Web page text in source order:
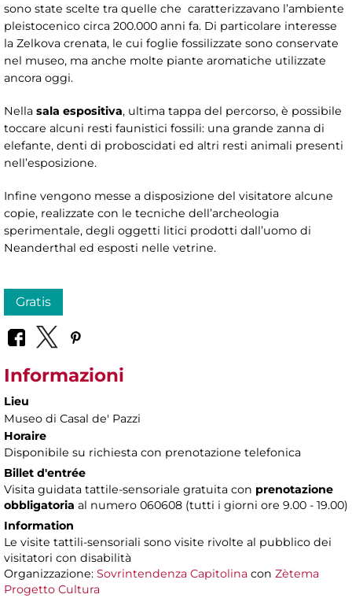
sono state scelte tra quelle che caratterizzavano l’ambiente
pleistocenico circa 200.000 anni fa. Di particolare interesse
la Zelkova crenata, le cui foglie fossilizzate sono conservate
nel museo, ma anche molte piante aromatiche utilizzate
ancora oggi.
Nella sala espositiva, ultima tappa del percorso, è possibile
toccare alcuni resti faunistici fossili: una grande zanna di
elefante, denti di proboscidati ed altri resti animali presenti
nell’esposizione.
Infine vengono messe a disposizione del visitatore alcune
copie, realizzate con le tecniche dell’archeologia
sperimentale, degli oggetti litici prodotti dall’uomo di
Neanderthal ed esposti nelle vetrine.
Gratis
Informazioni
Lieu
Museo di Casal de' Pazzi
Horaire
Disponibile su richiesta con prenotazione telefonica
Billet d'entrée
Visita guidata tattile-sensoriale gratuita con prenotazione
obbligatoria al numero 060608 (tutti i giorni ore 9.00 - 19.00)
Information
Le visite tattili-sensoriali sono visite rivolte al pubblico dei
visitatori con disabilità
Organizzazione: Sovrintendenza Capitolina con Zètema
Progetto Cultura